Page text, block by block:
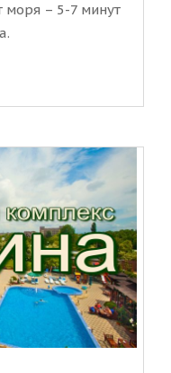
моря – 5-7 минут